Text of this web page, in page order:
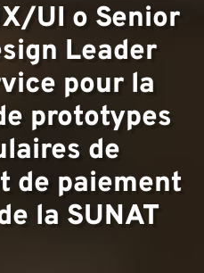
UI o Senior
Leader
pour la
prototypes
de
de paiement
la SUNAT